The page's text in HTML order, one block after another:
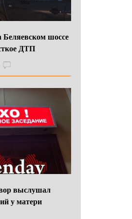
Беляевском шоссе
ДТП
выслушал
у матери